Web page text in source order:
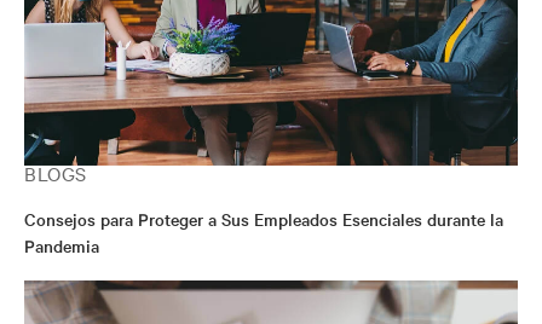
diversas asociaciones de la industria y está enfocado en
ayudar a las instituciones públicas y privadas a ser más
eficientes con los recursos de TI. Fernando obtuvo una
Maestría Ejecutiva en Administración de Empresas en la
IESE Business School en Barcelona, una licenciatura en
Ingeniería de Telecomunicaciones en la Universidad de
Alcalá de Henares, en España y una maestría en
BLOGS
Consejos para Proteger a Sus Empleados Esenciales durante la
Pandemia